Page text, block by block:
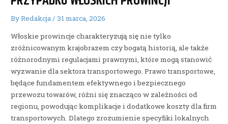
ByRedakcja/ 31 marca, 2026
Włoskie prowincje charakteryzują się nie tylko
zróżnicowanym krajobrazem czy bogatą historią, ale także
różnorodnymi regulacjami prawnymi, które mogą stanowić
wyzwanie dla sektora transportowego. Prawo transportowe,
będące fundamentem efektywnego i bezpiecznego
przewozu towarów, różni się znacząco w zależności od
regionu, powodując komplikacje i dodatkowe koszty dla firm
transportowych. Dlatego zrozumienie specyfiki lokalnych